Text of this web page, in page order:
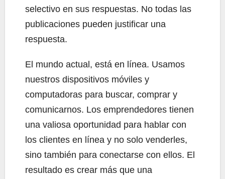
selectivo en sus respuestas. No todas las
publicaciones pueden justificar una
respuesta.
El mundo actual, está en línea. Usamos
nuestros dispositivos móviles y
computadoras para buscar, comprar y
comunicarnos. Los emprendedores tienen
una valiosa oportunidad para hablar con
los clientes en línea y no solo venderles,
sino también para conectarse con ellos. El
resultado es crear más que una